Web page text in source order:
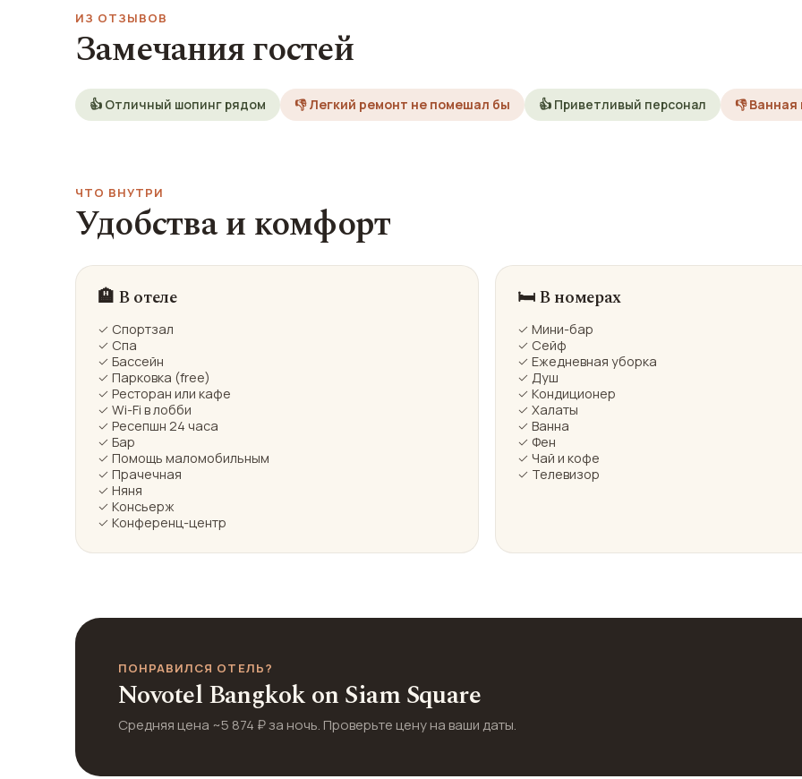
ИЗ ОТЗЫВОВ
Замечания гостей
👍 Отличный шопинг рядом 👎 Легкий ремонт не помешал бы 👍 Приветливый персонал 👎
ЧТО ВНУТРИ
Удобства и комфорт
🏨 В отеле
✓ Спортзал
✓ Спа
✓ Бассейн
✓ Парковка (free)
✓ Ресторан или кафе
✓ Wi-Fi в лобби
✓ Ресепшн 24 часа
✓ Бар
✓ Помощь маломобильным
✓ Прачечная
✓ Няня
✓ Консьерж
✓ Конференц-центр
🛏️ В номерах
✓ Мини-бар
✓ Сейф
✓ Ежедневная уборка
✓ Душ
✓ Кондиционер
✓ Халаты
✓ Ванна
✓ Фен
✓ Чай и кофе
✓ Телевизор
ПОНРАВИЛСЯ ОТЕЛЬ?
Novotel Bangkok on Siam Square
Средняя цена ~5 874 ₽ за ночь. Проверьте цену на ваши даты.